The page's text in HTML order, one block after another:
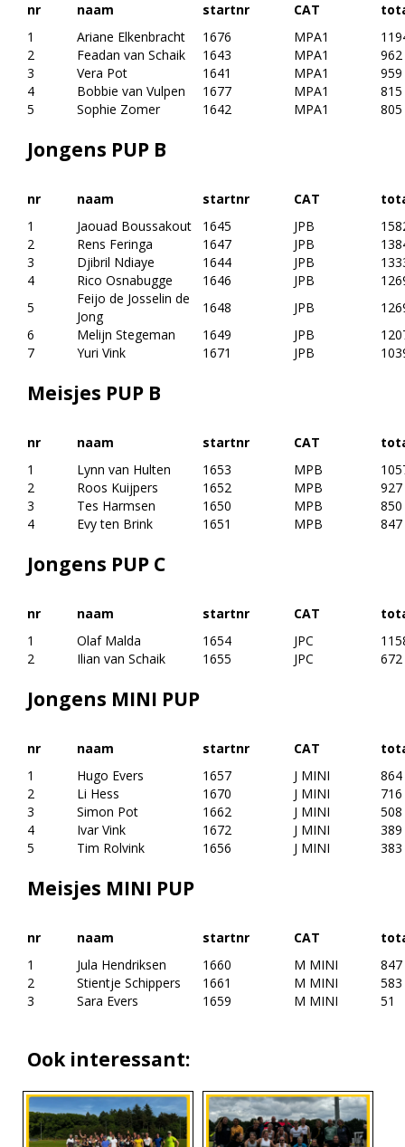
nr naam startnr CAT
1
Ariane Elkenbracht 1676 MPA1
2
Feadan van Schaik 1643 MPA1
962
3
Vera Pot 1641 MPA1
959
4
Bobbie van Vulpen 1677 MPA1
815
5
Sophie Zomer 1642 MPA1 805
Jongens PUP B
nr naam startnr CAT
1
Jaouad Boussakout 1645 JPB
2
Rens Feringa 1647 JPB
3
Djibril Ndiaye 1644 JPB
4
Rico Osnabugge 1646 JPB
5
Feijo de Josselin de
Jong
1648 JPB
6
Melijn Stegeman 1649 JPB
7
Yuri Vink 1671 JPB
Meisjes PUP B
nr naam startnr CAT
1
Lynn van Hulten 1653 MPB
2
Roos Kuijpers 1652 MPB
927
3
Tes Harmsen 1650 MPB
850
4
Evy ten Brink 1651 MPB 847
Jongens PUP C
nr naam startnr CAT
1
Olaf Malda 1654 JPC
2
Ilian van Schaik 1655 JPC 672
Jongens MINI PUP
nr naam startnr CAT
1
Hugo Evers 1657 J MINI
864
2
Li Hess 1670 J MINI
716
3
Simon Pot 1662 J MINI
508
4
Ivar Vink 1672 J MINI
389
5
Tim Rolvink 1656 J MINI 383
Meisjes MINI PUP
nr naam startnr CAT
1
Jula Hendriksen 1660 M MINI
847
2
Stientje Schippers 1661 M MINI
583
3
Sara Evers 1659 M MINI 51
Ook interessant: